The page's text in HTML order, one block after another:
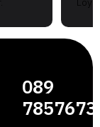
089